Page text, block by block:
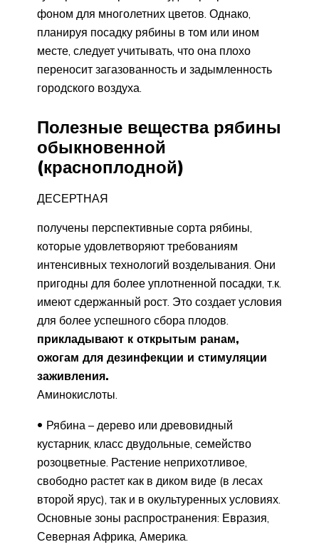
фоном для многолетних цветов. Однако,
планируя посадку рябины в том или ином
месте, следует учитывать, что она плохо
переносит загазованность и задымленность
городского воздуха.
Полезные вещества рябины
обыкновенной
(красноплодной)
​ДЕСЕРТНАЯ​
​получены перспективные сорта рябины,
которые удовлетворяют требованиям
интенсивных технологий возделывания. Они
пригодны для более уплотненной посадки, т.к.
имеют сдержанный рост. Это создает условия
для более успешного сбора плодов.​
прикладывают к открытым ранам,
ожогам для дезинфекции и стимуляции
заживления.​
​Аминокислоты.​
​Рябина – дерево или древовидный
кустарник, класс двудольные, семейство
розоцветные. Растение неприхотливое,
свободно растет как в диком виде (в лесах
второй ярус), так и в окультуренных условиях.
Основные зоны распространения: Евразия,
Северная Африка, Америка.​